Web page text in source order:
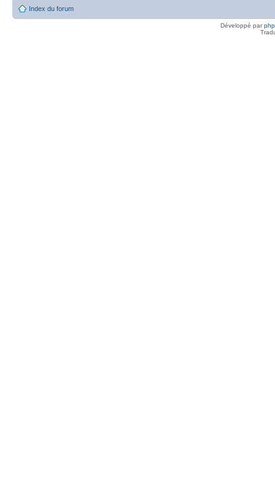
Index du forum
Développé par